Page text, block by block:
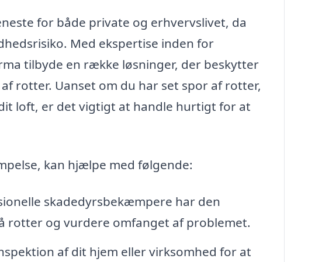
for både private og erhvervslivet, da
Med ekspertise inden for
tilbyde en række løsninger, der beskytter
rotter. Uanset om du har set spor af rotter,
loft, er det vigtigt at handle hurtigt for at
kan hjælpe med følgende:
skadedyrsbekæmpere har den
rotter og vurdere omfanget af problemet.
af dit hjem eller virksomhed for at